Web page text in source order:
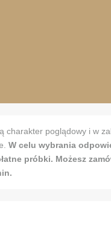
charakter poglądowy i w
W celu wybrania
próbki. Możesz